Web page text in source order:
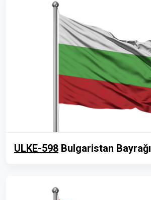
ULKE-598 Bulgaristan Bayrağı